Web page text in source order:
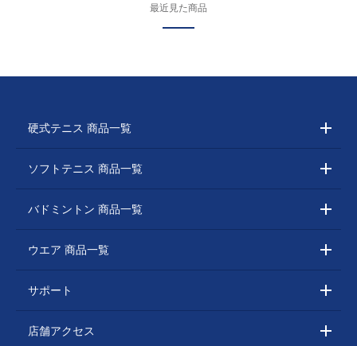
最近見た商品
硬式テニス 商品一覧
ソフトテニス 商品一覧
バドミントン 商品一覧
ウエア 商品一覧
サポート
店舗アクセス